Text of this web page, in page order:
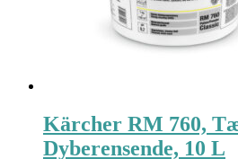
Kärcher RM 760,
Dyberensende, 10 L